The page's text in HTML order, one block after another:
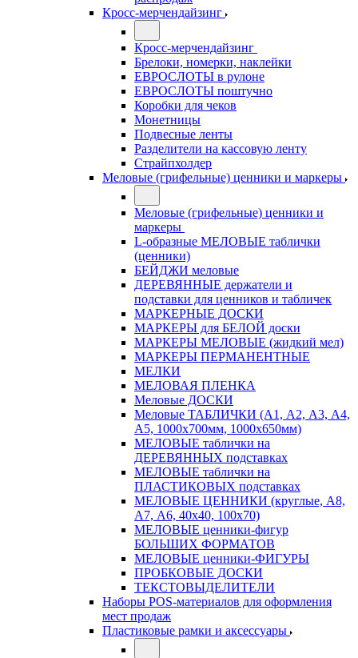
Кросс-мерчендайзинг
Кросс-мерчендайзинг
Брелоки, номерки, наклейки
ЕВРОСЛОТЫ в рулоне
ЕВРОСЛОТЫ поштучно
Коробки для чеков
Монетницы
Подвесные ленты
Разделители на кассовую ленту
Страйпхолдер
Меловые (грифельные) ценники и маркеры
Меловые (грифельные) ценники и
маркеры
L-образные МЕЛОВЫЕ таблички
(ценники)
БЕЙДЖИ меловые
ДЕРЕВЯННЫЕ держатели и
подставки для ценников и табличек
МАРКЕРНЫЕ ДОСКИ
МАРКЕРЫ для БЕЛОЙ доски
МАРКЕРЫ МЕЛОВЫЕ (жидкий мел)
МАРКЕРЫ ПЕРМАНЕНТНЫЕ
МЕЛКИ
МЕЛОВАЯ ПЛЕНКА
Меловые ДОСКИ
Меловые ТАБЛИЧКИ (А1, А2, А3, А4,
А5, 1000х700мм, 1000х650мм)
МЕЛОВЫЕ таблички на
ДЕРЕВЯННЫХ подставках
МЕЛОВЫЕ таблички на
ПЛАСТИКОВЫХ подставках
МЕЛОВЫЕ ЦЕННИКИ (круглые, А8,
А7, А6, 40х40, 100х70)
МЕЛОВЫЕ ценники-фигур
БОЛЬШИХ ФОРМАТОВ
МЕЛОВЫЕ ценники-ФИГУРЫ
ПРОБКОВЫЕ ДОСКИ
ТЕКСТОВЫДЕЛИТЕЛИ
Наборы POS-материалов для оформления
мест продаж
Пластиковые рамки и аксессуары